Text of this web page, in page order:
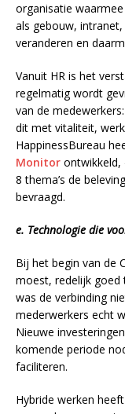
organisatie
als gebouw,
veranderen en
Vanuit HR is het
regelmatig wordt
van de
dit met vitaliteit,
HappinessBureau
Monitor ontwikkeld,
8 thema’s de
bevraagd.
e. Technologie die
Bij het begin van de
moest, redelijk goed
was de verbinding
mederwerkers echt
Nieuwe
komende periode
faciliteren.
Hybride werken